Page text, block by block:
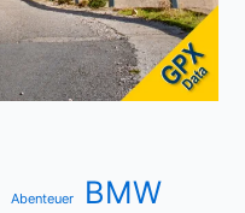
Abenteuer BMW